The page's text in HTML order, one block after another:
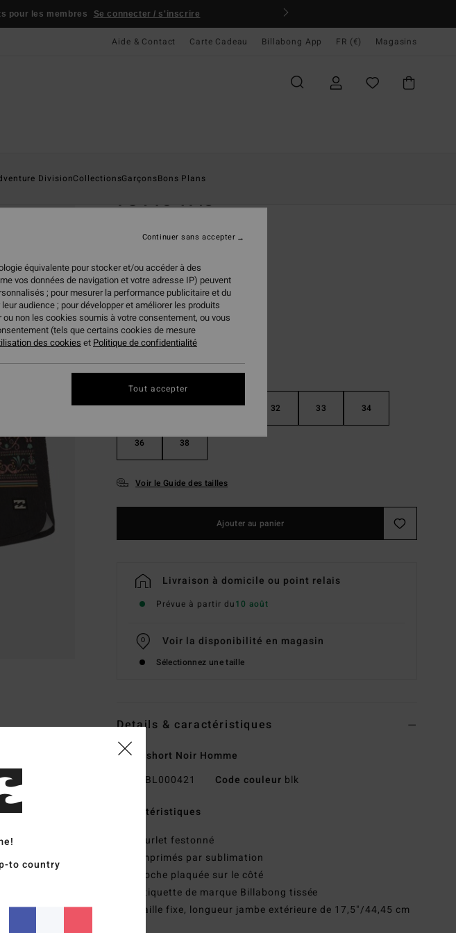
pour les membres Se connecter / s'inscrire
Aide & Contact Carte Cadeau Billabong App FR (€) Magasins
DivisionCollectionsGarçonsBons Plans
73 Pro 17.5"
CouleurBlack
28 30 31 32 33 34
36 38
Voir le Guide des tailles
Ajouter au panier
Livraison à domicile ou point relais
Prévue à partir du10 août
Voir la disponibilité en magasin
Sélectionnez une taille
Details & caractéristiques
Boardshort Noir Homme
BL000421 Code couleur blk
Caractéristiques
Ourlet festonné
Imprimés par sublimation
Poche plaquée sur le côté
Étiquette de marque Billabong tissée
Taille fixe, longueur jambe extérieure de 17,5"/44,45 cm
to country
équivalente pour stocker et/ou accéder à des
vos données de navigation et votre adresse IP) peuvent
; pour mesurer la performance publicitaire et du
audience ; pour développer et améliorer les produits
non les cookies soumis à votre consentement, ou vous
(tels que certains cookies de mesure
des cookies et Politique de confidentialité
Continuer sans accepter
Tout accepter